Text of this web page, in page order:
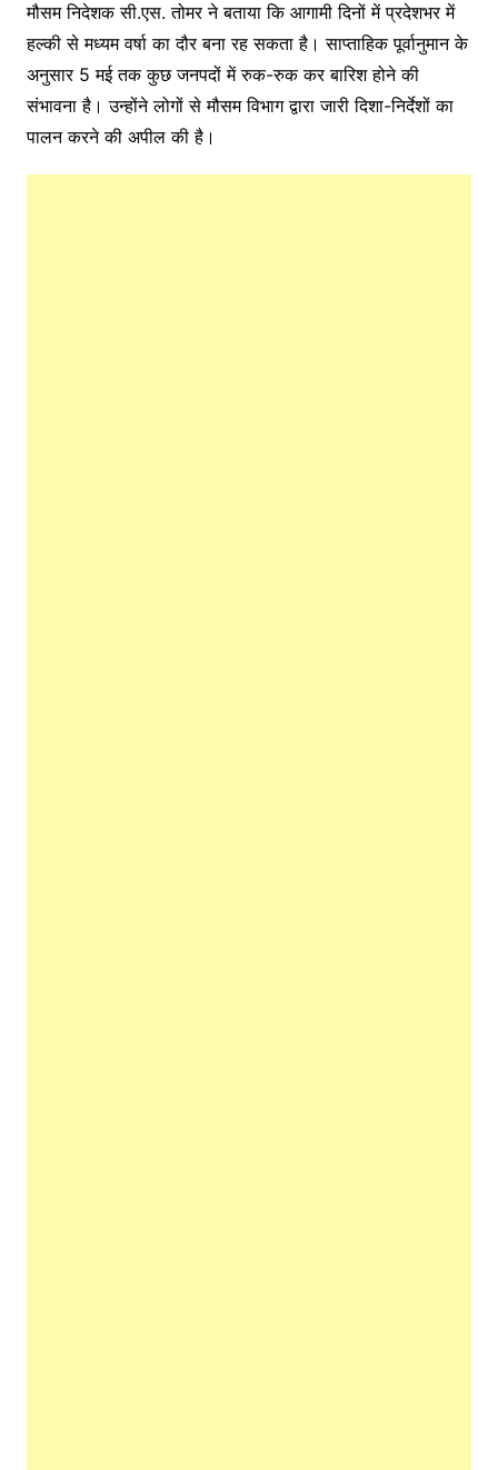
मौसम निदेशक सी.एस. तोमर ने बताया कि आगामी दिनों में प्रदेशभर में
हल्की से मध्यम वर्षा का दौर बना रह सकता है। साप्ताहिक पूर्वानुमान के
अनुसार 5 मई तक कुछ जनपदों में रुक-रुक कर बारिश होने की
संभावना है। उन्होंने लोगों से मौसम विभाग द्वारा जारी दिशा-निर्देशों का
पालन करने की अपील की है।